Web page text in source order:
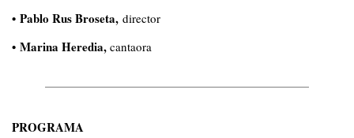
• Pablo Rus Broseta, director
• Marina Heredia, cantaora
PROGRAMA